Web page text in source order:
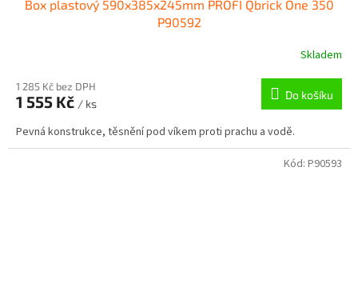
Box plastový 590x385x245mm PROFI Qbrick One 350
P90592
Skladem
1 285 Kč bez DPH
1 555 Kč / ks
Do košíku
Pevná konstrukce, těsnění pod víkem proti prachu a vodě.
Kód: P90593